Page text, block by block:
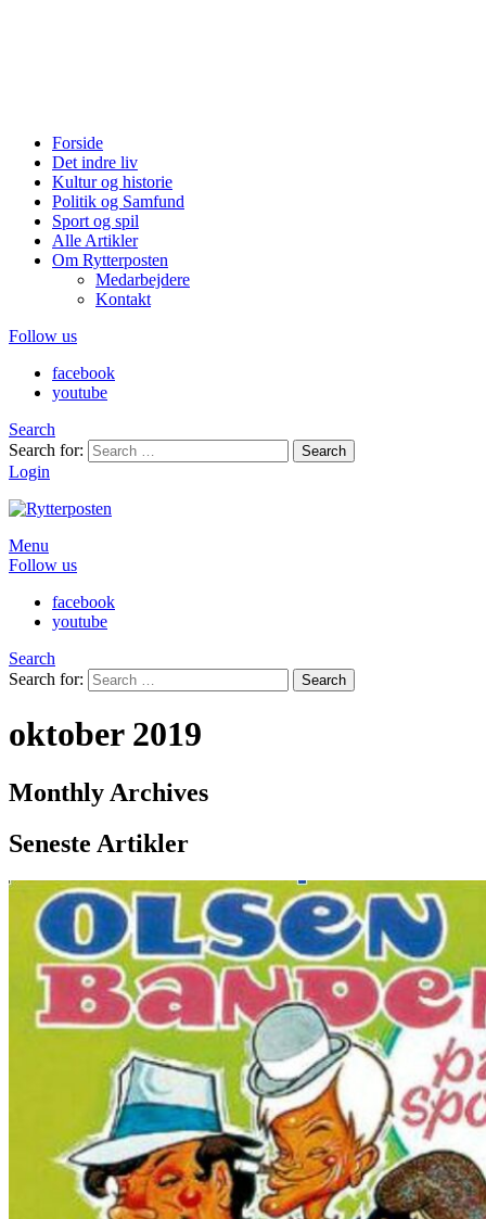
Forside
Det indre liv
Kultur og historie
Politik og Samfund
Sport og spil
Alle Artikler
Om Rytterposten
Medarbejdere
Kontakt
Follow us
facebook
youtube
Search
Search for:
Search
Login
Menu
Follow us
facebook
youtube
Search
Search for:
Search
oktober 2019
Monthly Archives
Seneste Artikler